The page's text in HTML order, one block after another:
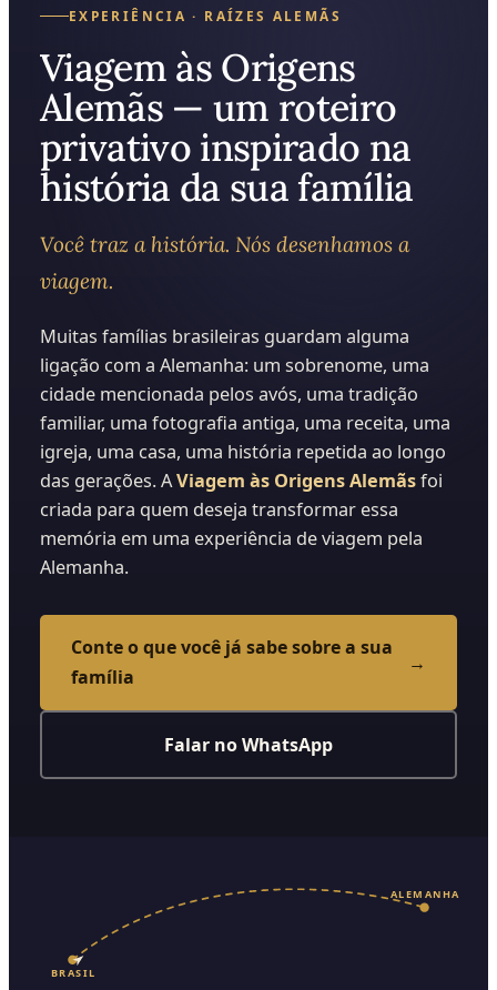
EXPERIÊNCIA · RAÍZES ALEMÃS
Viagem às Origens
Alemãs — um roteiro
privativo inspirado na
história da sua família
Você traz a história. Nós desenhamos a
viagem.
Muitas famílias brasileiras guardam alguma
ligação com a Alemanha: um sobrenome, uma
cidade mencionada pelos avós, uma tradição
familiar, uma fotografia antiga, uma receita, uma
igreja, uma casa, uma história repetida ao longo
das gerações. AViagem às Origens Alemãsfoi
criada para quem deseja transformar essa
memória em uma experiência de viagem pela
Alemanha.
Conte o que você já sabe sobre a sua
família
→
Falar no WhatsApp
BRASIL
ALEMANHA